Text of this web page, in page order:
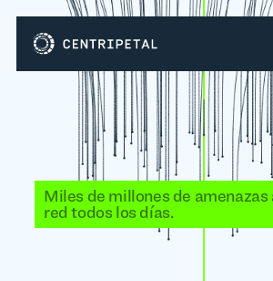
Miles de millones de amenazas
red todos los días.